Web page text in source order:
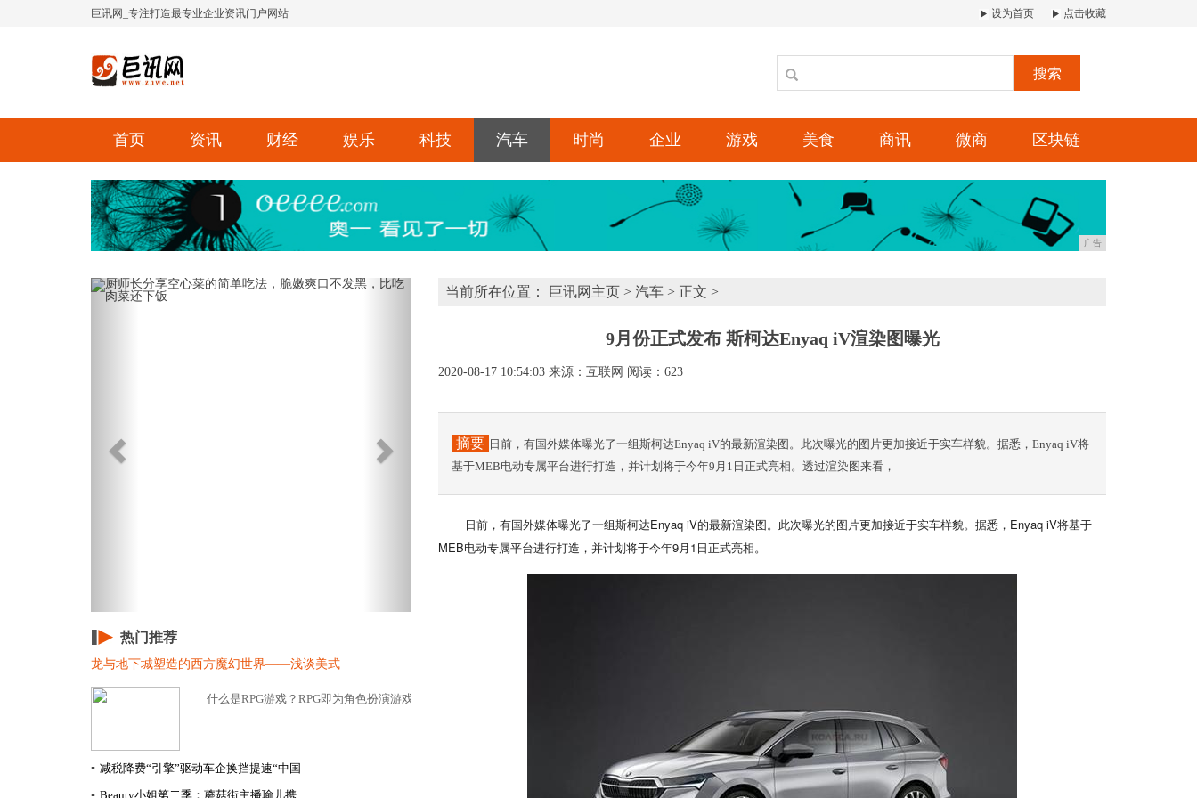
巨讯网_专注打造最专业企业资讯门户网站 设为首页 点击收藏
搜索
首页 资讯 财经 娱乐 科技 汽车 时尚 企业 游戏 美食 商讯 微商 区块链
广告
Previous Next
热门推荐
龙与地下城塑造的西方魔幻世界——浅谈美式
什么是RPG游戏？RPG即为角色扮演游戏（Role-playing game...
▪ 减税降费“引擎”驱动车企换挡提速​“中国
▪ Beauty小姐第二季：蘑菇街主播瑜儿携
当前所在位置： 巨讯网主页 > 汽车 > 正文 >
9月份正式发布 斯柯达Enyaq iV渲染图曝光
2020-08-17 10:54:03 来源：互联网 阅读：623
摘要 日前，有国外媒体曝光了一组斯柯达Enyaq iV的最新渲染图。此次曝光的图片更加接近于实车样貌。据悉，Enyaq iV将
基于MEB电动专属平台进行打造，并计划将于今年9月1日正式亮相。透过渲染图来看，
日前，有国外媒体曝光了一组斯柯达Enyaq iV的最新渲染图。此次曝光的图片更加接近于实车样貌。据悉，Enyaq iV将基于
MEB电动专属平台进行打造，并计划将于今年9月1日正式亮相。